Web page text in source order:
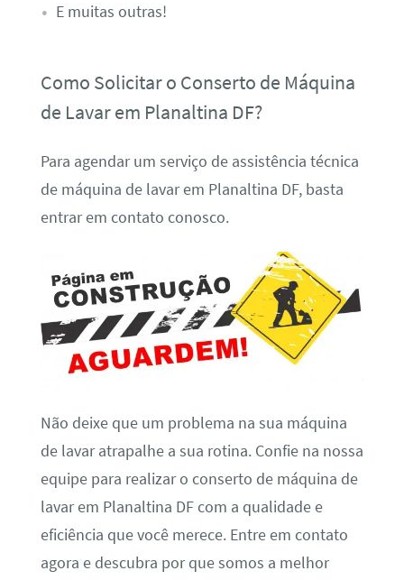
E muitas outras!
Como Solicitar o Conserto de Máquina
de Lavar em Planaltina DF?
Para agendar um serviço de assistência técnica
de máquina de lavar em Planaltina DF, basta
entrar em contato conosco.
Não deixe que um problema na sua máquina
de lavar atrapalhe a sua rotina. Confie na nossa
equipe para realizar o conserto de máquina de
lavar em Planaltina DF com a qualidade e
eficiência que você merece. Entre em contato
agora e descubra por que somos a melhor